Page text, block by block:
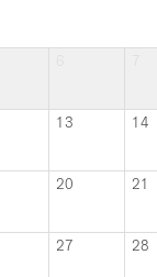
13 14
20 21
27 28